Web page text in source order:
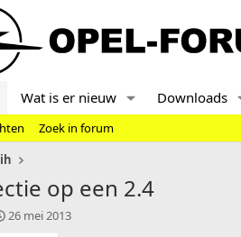
Wat is er nieuw Downloads
Zoek in forum
op een 2.4
S
26 mei 2013